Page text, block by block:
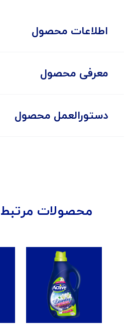
اطلاعات محصول
معرفی محصول
دستورالعمل محصول
محصولات مرتبط